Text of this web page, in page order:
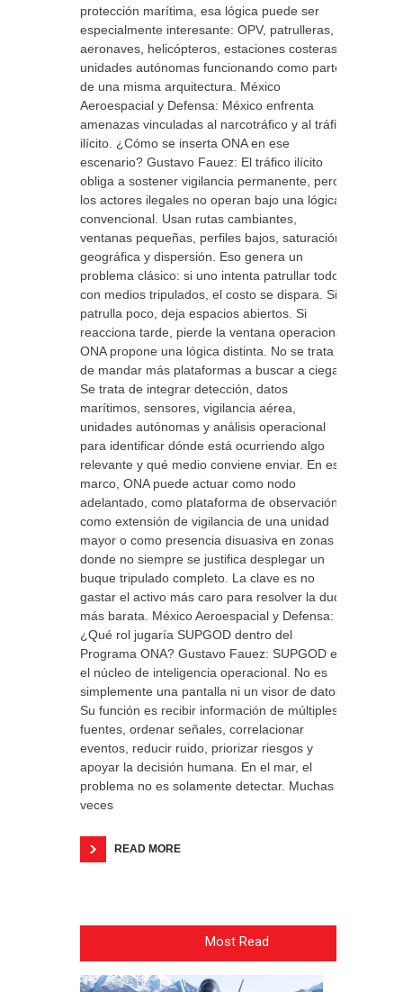
protección marítima, esa lógica puede ser
especialmente interesante: OPV, patrulleras,
aeronaves, helicópteros, estaciones costeras y
unidades autónomas funcionando como parte
de una misma arquitectura. México
Aeroespacial y Defensa: México enfrenta
amenazas vinculadas al narcotráfico y al tráfico
ilícito. ¿Cómo se inserta ONA en ese
escenario? Gustavo Fauez: El tráfico ilícito
obliga a sostener vigilancia permanente, pero
los actores ilegales no operan bajo una lógica
convencional. Usan rutas cambiantes,
ventanas pequeñas, perfiles bajos, saturación
geográfica y dispersión. Eso genera un
problema clásico: si uno intenta patrullar todo
con medios tripulados, el costo se dispara. Si
patrulla poco, deja espacios abiertos. Si
reacciona tarde, pierde la ventana operacional.
ONA propone una lógica distinta. No se trata
de mandar más plataformas a buscar a ciegas.
Se trata de integrar detección, datos
marítimos, sensores, vigilancia aérea,
unidades autónomas y análisis operacional
para identificar dónde está ocurriendo algo
relevante y qué medio conviene enviar. En ese
marco, ONA puede actuar como nodo
adelantado, como plataforma de observación,
como extensión de vigilancia de una unidad
mayor o como presencia disuasiva en zonas
donde no siempre se justifica desplegar un
buque tripulado completo. La clave es no
gastar el activo más caro para resolver la duda
más barata. México Aeroespacial y Defensa:
¿Qué rol jugaría SUPGOD dentro del
Programa ONA? Gustavo Fauez: SUPGOD es
el núcleo de inteligencia operacional. No es
simplemente una pantalla ni un visor de datos.
Su función es recibir información de múltiples
fuentes, ordenar señales, correlacionar
eventos, reducir ruido, priorizar riesgos y
apoyar la decisión humana. En el mar, el
problema no es solamente detectar. Muchas
veces
READ MORE
Most Read